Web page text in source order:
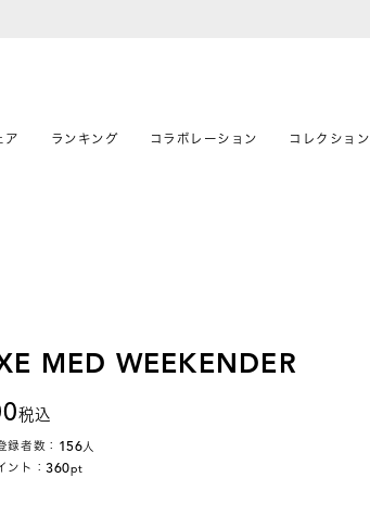
ア ランキング コラボレーション コレクション
MED WEEKENDER
税込
録者数： 156人
ント：360pt